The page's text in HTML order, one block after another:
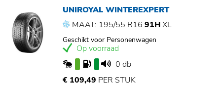
UNIROYAL WINTEREXPERT
MAAT: 195/55 R16 91HXL
Geschikt voor Personenwagen
Op voorraad
0 db
€ 109,49 PER STUK